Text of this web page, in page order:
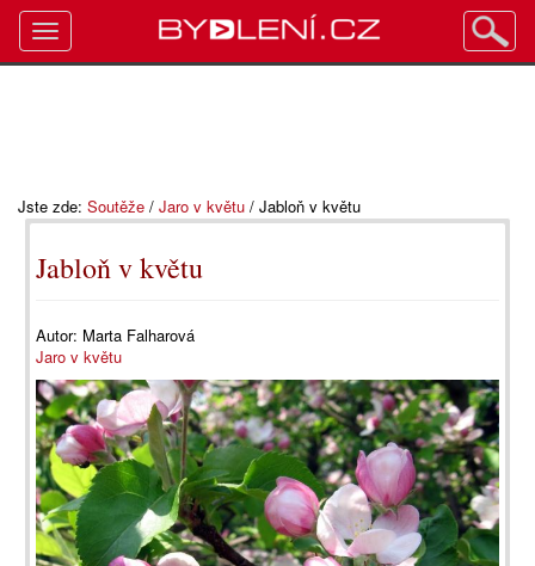
Jste zde: Soutěže / Jaro v květu / Jabloň v květu
Jabloň v květu
Autor: Marta Falharová
Jaro v květu
Toggle
navigation